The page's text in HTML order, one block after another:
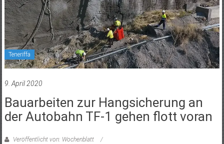
Teneriffa
9. April 2020
Bauarbeiten zur Hangsicherung an
der Autobahn TF-1 gehen flott voran
Veröffentlicht von: Wochenblatt